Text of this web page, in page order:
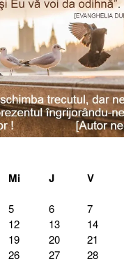
Mi J V
5 6 7
12 13 14
19 20 21
26 27 28